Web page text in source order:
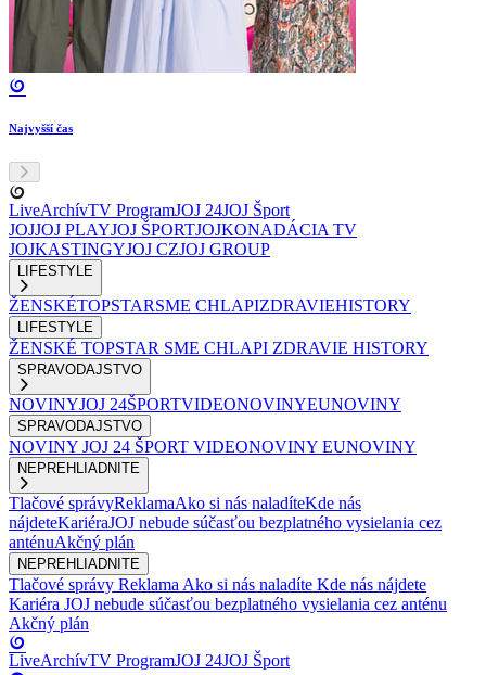
Najvyšší čas
LiveArchívTV ProgramJOJ 24JOJ Šport
JOJJOJ PLAYJOJ ŠPORTJOJKONADÁCIA TV
JOJKASTINGYJOJ CZJOJ GROUP
LIFESTYLE
ŽENSKÉTOPSTARSME CHLAPIZDRAVIEHISTORY
LIFESTYLE
ŽENSKÉ TOPSTAR SME CHLAPI ZDRAVIE HISTORY
SPRAVODAJSTVO
NOVINYJOJ 24ŠPORTVIDEONOVINYEUNOVINY
SPRAVODAJSTVO
NOVINY JOJ 24 ŠPORT VIDEONOVINY EUNOVINY
NEPREHLIADNITE
Tlačové správyReklamaAko si nás naladíteKde nás
nájdeteKariéraJOJ nebude súčasťou bezplatného vysielania cez
anténuAkčný plán
NEPREHLIADNITE
Tlačové správy Reklama Ako si nás naladíte Kde nás nájdete
Kariéra JOJ nebude súčasťou bezplatného vysielania cez anténu
Akčný plán
LiveArchívTV ProgramJOJ 24JOJ Šport